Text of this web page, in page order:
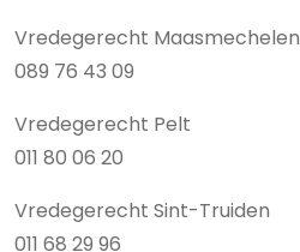
Vredegerecht Maasmechelen
089 76 43 09
Vredegerecht Pelt
011 80 06 20
Vredegerecht Sint-Truiden
011 68 29 96